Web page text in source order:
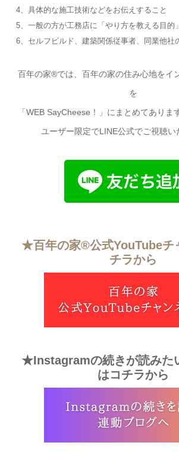
4、具体的な施工技術などをお伝えすること
5、一般の方が工務店に「やり方を教える目的
6、セルフビルド、建築関係従事者、同業他社
百年の家®︎では、百年の家の住み心地をイ
を
「WEB SayCheese！」にまとめてありま
ユーザー限定でLINE公式でご視聴い
★百年の家®︎公式YouTubeチ
チラから
★Instagramの続きが読みた
はコチラから